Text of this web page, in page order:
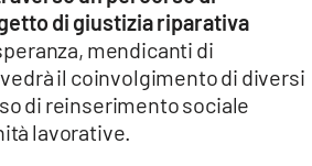
di giustizia riparativa
mendicanti di
il coinvolgimento di diversi
di reinserimento sociale
lavorative.